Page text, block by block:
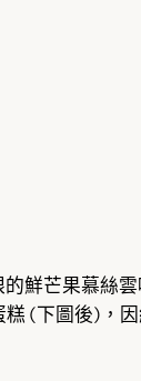
鮮芒果慕絲
(下圖後)，